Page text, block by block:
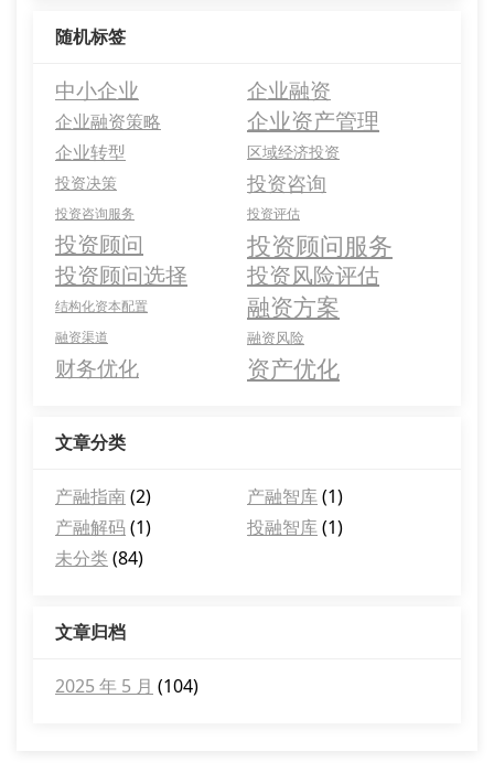
随机标签
中小企业 企业融资
企业融资策略 企业资产管理
企业转型
区域经济投资
投资决策
投资咨询
投资咨询服务 投资评估
投资顾问 投资顾问服务
投资顾问选择 投资风险评估
结构化资本配置 融资方案
融资渠道 融资风险
财务优化 资产优化
文章分类
产融指南(2) 产融智库 (1)
产融解码 (1) 投融智库 (1)
未分类(84)
文章归档
2025 年 5 月 (104)